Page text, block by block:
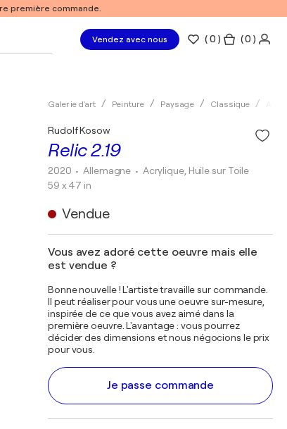
première commande.
Vendez avec nous (0 ) ( 0 )
Galerie d'art Peinture Paysage Classique
Relic 2.19
Rudolf Kosow
2020 • Allemagne • Acrylique, Huile sur Toile
59 x 47 in
Vendue
Vous avez adoré cette oeuvre mais elle
est vendue ?
Bonne nouvelle ! L'artiste travaille sur commande.
Il peut réaliser pour vous une oeuvre sur-mesure,
inspirée de ce que vous avez aimé dans la
première oeuvre. L'avantage : vous pourrez
décider des dimensions et nous négocions le prix
pour vous.
Je passe commande